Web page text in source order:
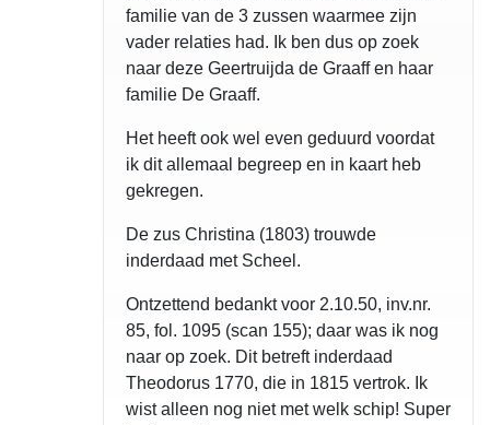
familie van de 3 zussen waarmee zijn
vader relaties had. Ik ben dus op zoek
naar deze Geertruijda de Graaff en haar
familie De Graaff.
Het heeft ook wel even geduurd voordat
ik dit allemaal begreep en in kaart heb
gekregen.
De zus Christina (1803) trouwde
inderdaad met Scheel.
Ontzettend bedankt voor 2.10.50, inv.nr.
85, fol. 1095 (scan 155); daar was ik nog
naar op zoek. Dit betreft inderdaad
Theodorus 1770, die in 1815 vertrok. Ik
wist alleen nog niet met welk schip! Super